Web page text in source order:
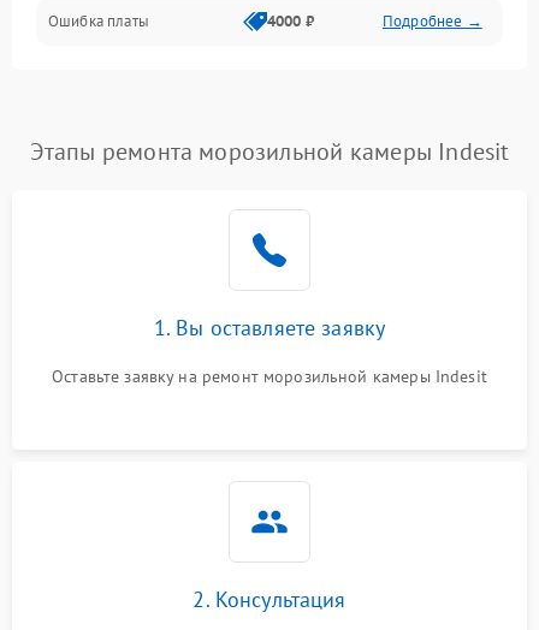
Ошибка платы 4000 ₽ Подробнее →
Этапы ремонта морозильной камеры Indesit
1. Вы оставляете заявку
Оставьте заявку на ремонт морозильной камеры Indesit
2. Консультация